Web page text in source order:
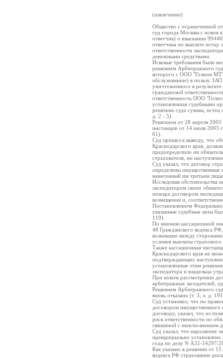
(извлечение)
Общество с ограниченной
суд города Москвы с иском
ответчик) о взыскании
ответчика по выплате истцу
ответственности
денежными средствами.
Исковые требования были
решением Арбитражного
которого с ООО "Голион МТ"
обслуживание) в пользу
уничтоженного в
гражданской
ответственность ООО
установленная судебными
решению суда суммы, истец
д. 2 - 5).
Решением от 28 апреля 2003
инстанции от 14 июля 2003
61).
Суд пришел к выводу, что
Краснодарского края,
предопределило ни
страхователя, ни
Суд указал, что договор
определены имущественные
нанесенный им третьим
Исследовав обстоятельства
экспедитором своих
пожара договором
возмещения и,
Постановлением
указанные судебные акты
119).
По мнению кассационной
48 Гражданского кодекса
возникшие между сторонами
условия выплаты
Также кассационная
Краснодарского края не
подтверждающих
установленные этим
экспедитора и владельца
При новом рассмотрении
арбитражных заседателей,
Решением Арбитражного
вновь отказано (т. 3, л. д.
Суд установил, что по
договором имущественного
договору, указал, что из
риск ответственности по
связанной с неисполнением
Суд указал, что нарушение
преюдициально
года по делу N А32-14297/
Как указано в решении от
кодекса РФ страхование